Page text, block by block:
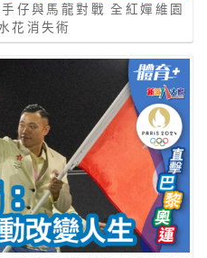
仔與馬龍對戰 全紅嬋維園
花消失術